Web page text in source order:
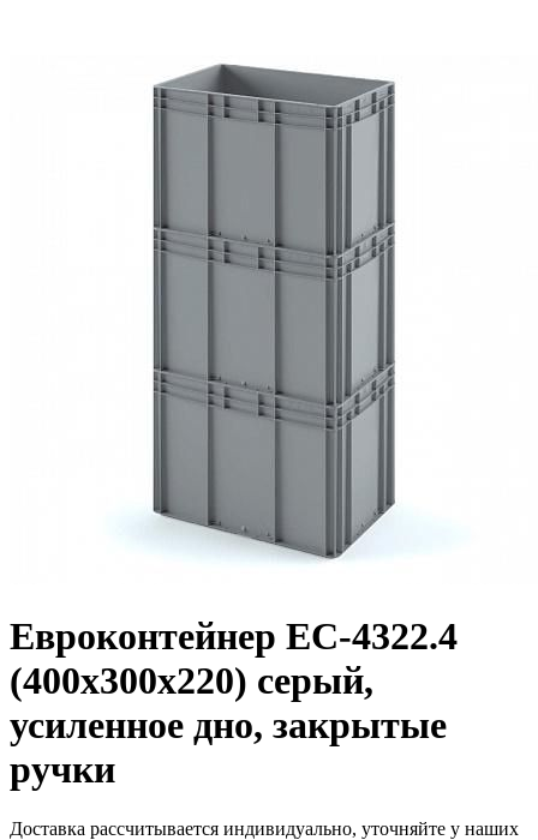
Евроконтейнер ЕС-4322.4
(400х300х220) серый,
усиленное дно, закрытые
ручки
Доставка рассчитывается индивидуально, уточняйте у наших